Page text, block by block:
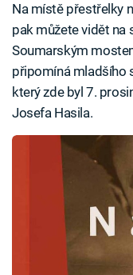
Na místě přestřelky
pak můžete vidět na
Soumarským
připomíná mladšího
který zde byl 7.
Josefa Hasila.